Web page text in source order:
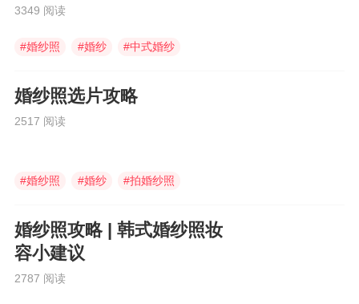
3349 阅读
#婚纱照 #婚纱 #中式婚纱
婚纱照选片攻略
2517 阅读
#婚纱照 #婚纱 #拍婚纱照
婚纱照攻略 | 韩式婚纱照妆
容小建议
2787 阅读